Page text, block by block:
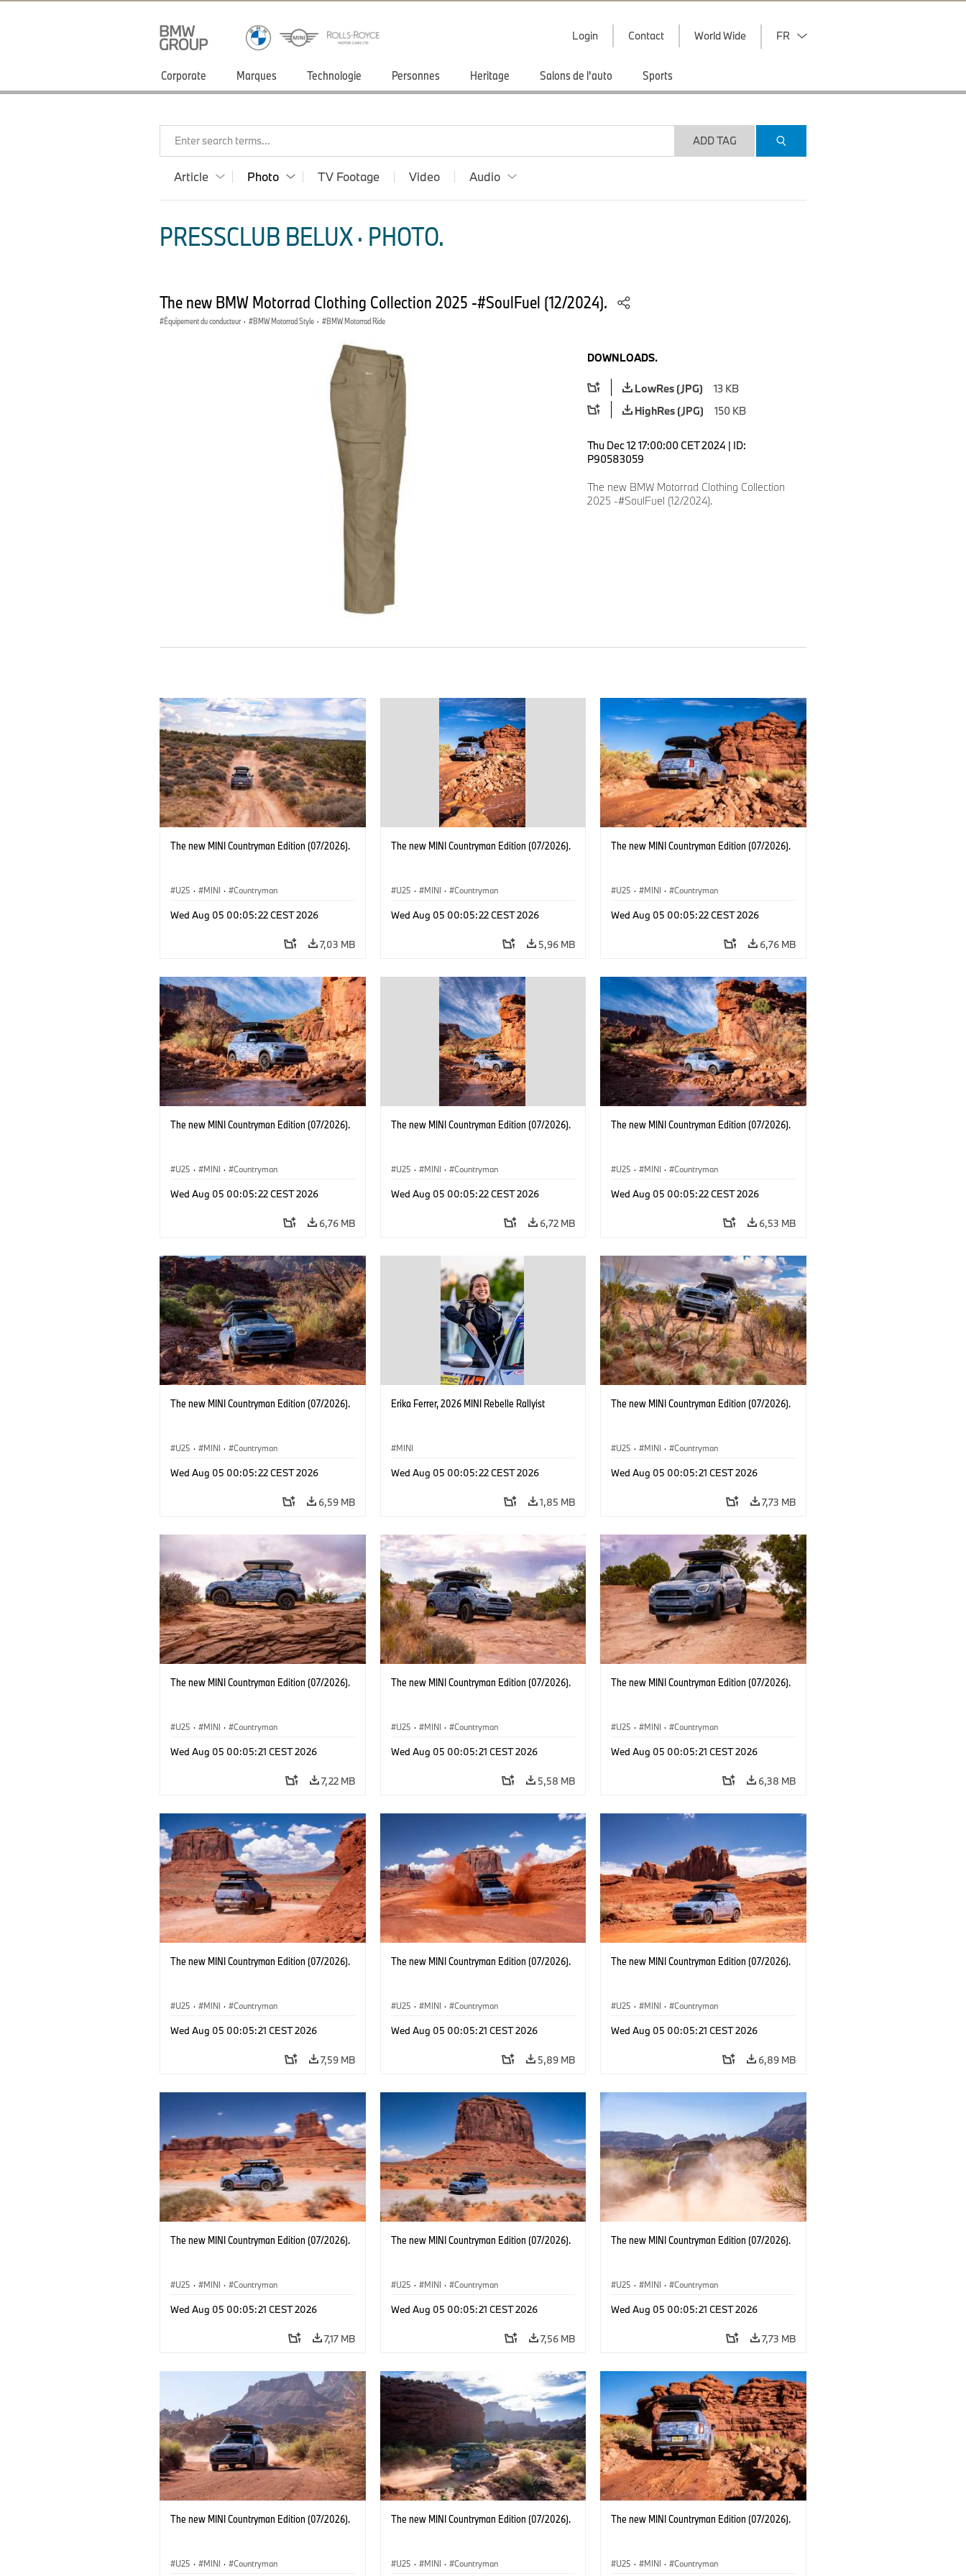
Login Contact World Wide FR
Corporate Marques Technologie Personnes Heritage Salons de l'auto Sports
Enter search terms... ADD TAG
Article Photo TV Footage Video Audio
PRESSCLUB BELUX · PHOTO.
The new BMW Motorrad Clothing Collection 2025 -#SoulFuel (12/2024).
Équipement du conducteur · BMW Motorrad Style · BMW Motorrad Ride
DOWNLOADS.
LowRes (JPG)
13 KB
HighRes (JPG)
150 KB
Thu Dec 12 17:00:00 CET 2024 | ID:
P90583059
The new BMW Motorrad Clothing Collection
2025 -#SoulFuel (12/2024).
The new MINI Countryman Edition (07/2026).
U25 · MINI · Countryman
Wed Aug 05 00:05:22 CEST 2026
7,03 MB
The new MINI Countryman Edition (07/2026).
U25 · MINI · Countryman
Wed Aug 05 00:05:22 CEST 2026
5,96 MB
The new MINI Countryman Edition (07/2026).
U25 · MINI · Countryman
Wed Aug 05 00:05:22 CEST 2026
6,76 MB
The new MINI Countryman Edition (07/2026).
U25 · MINI · Countryman
Wed Aug 05 00:05:22 CEST 2026
6,76 MB
The new MINI Countryman Edition (07/2026).
U25 · MINI · Countryman
Wed Aug 05 00:05:22 CEST 2026
6,72 MB
The new MINI Countryman Edition (07/2026).
U25 · MINI · Countryman
Wed Aug 05 00:05:22 CEST 2026
6,53 MB
The new MINI Countryman Edition (07/2026).
U25 · MINI · Countryman
Wed Aug 05 00:05:22 CEST 2026
6,59 MB
Erika Ferrer, 2026 MINI Rebelle Rallyist
MINI
Wed Aug 05 00:05:22 CEST 2026
1,85 MB
The new MINI Countryman Edition (07/2026).
U25 · MINI · Countryman
Wed Aug 05 00:05:21 CEST 2026
7,73 MB
The new MINI Countryman Edition (07/2026).
U25 · MINI · Countryman
Wed Aug 05 00:05:21 CEST 2026
7,22 MB
The new MINI Countryman Edition (07/2026).
U25 · MINI · Countryman
Wed Aug 05 00:05:21 CEST 2026
5,58 MB
The new MINI Countryman Edition (07/2026).
U25 · MINI · Countryman
Wed Aug 05 00:05:21 CEST 2026
6,38 MB
The new MINI Countryman Edition (07/2026).
U25 · MINI · Countryman
Wed Aug 05 00:05:21 CEST 2026
7,59 MB
The new MINI Countryman Edition (07/2026).
U25 · MINI · Countryman
Wed Aug 05 00:05:21 CEST 2026
5,89 MB
The new MINI Countryman Edition (07/2026).
U25 · MINI · Countryman
Wed Aug 05 00:05:21 CEST 2026
6,89 MB
The new MINI Countryman Edition (07/2026).
U25 · MINI · Countryman
Wed Aug 05 00:05:21 CEST 2026
7,17 MB
The new MINI Countryman Edition (07/2026).
U25 · MINI · Countryman
Wed Aug 05 00:05:21 CEST 2026
7,56 MB
The new MINI Countryman Edition (07/2026).
U25 · MINI · Countryman
Wed Aug 05 00:05:21 CEST 2026
7,73 MB
The new MINI Countryman Edition (07/2026).
U25 · MINI · Countryman
The new MINI Countryman Edition (07/2026).
U25 · MINI · Countryman
The new MINI Countryman Edition (07/2026).
U25 · MINI · Countryman